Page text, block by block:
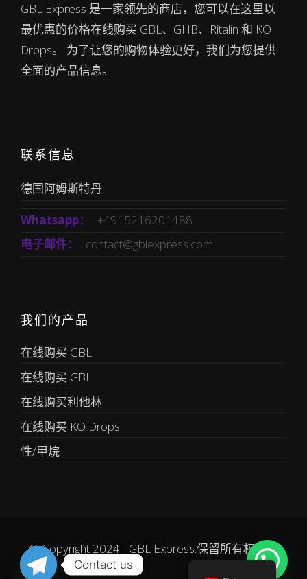
GBL Express 是一家领先的商店，您可以在这里以
最优惠的价格在线购买 GBL、GHB、Ritalin 和 KO
Drops。 为了让您的购物体验更好，我们为您提供
全面的产品信息。
联系信息
德国阿姆斯特丹
Whatsapp：
+4915216201488
电子邮件：
contact@gblexpress.com
我们的产品
在线购买 GBL
在线购买 GBL
在线购买利他林
在线购买 KO Drops
性/甲烷
© Copyright 2024 - GBL Express.保留所有权利。
Contact us